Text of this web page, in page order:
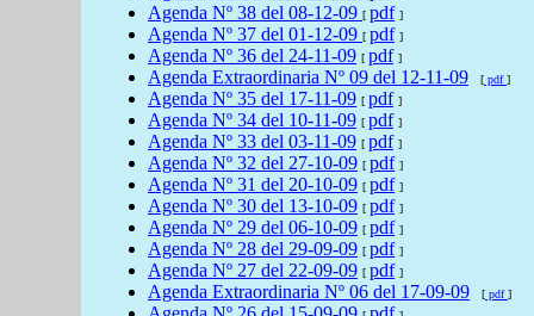
Agenda Nº 38 del 08-12-09 [ pdf ]
Agenda Nº 37 del 01-12-09 [ pdf ]
Agenda Nº 36 del 24-11-09 [ pdf ]
Agenda Extraordinaria Nº 09 del 12-11-09 [ pdf]
Agenda Nº 35 del 17-11-09 [ pdf ]
Agenda Nº 34 del 10-11-09 [ pdf ]
Agenda Nº 33 del 03-11-09 [ pdf ]
Agenda Nº 32 del 27-10-09 [ pdf ]
Agenda Nº 31 del 20-10-09 [ pdf ]
Agenda Nº 30 del 13-10-09 [ pdf ]
Agenda Nº 29 del 06-10-09 [ pdf ]
Agenda Nº 28 del 29-09-09 [ pdf ]
Agenda Nº 27 del 22-09-09 [ pdf ]
Agenda Extraordinaria Nº 06 del 17-09-09 [ pdf]